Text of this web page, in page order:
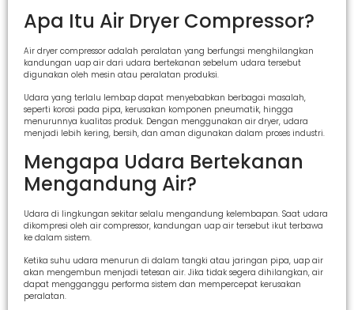
Apa Itu Air Dryer Compressor?
Air dryer compressor adalah peralatan yang berfungsi menghilangkan
kandungan uap air dari udara bertekanan sebelum udara tersebut
digunakan oleh mesin atau peralatan produksi.
Udara yang terlalu lembap dapat menyebabkan berbagai masalah,
seperti korosi pada pipa, kerusakan komponen pneumatik, hingga
menurunnya kualitas produk. Dengan menggunakan air dryer, udara
menjadi lebih kering, bersih, dan aman digunakan dalam proses industri.
Mengapa Udara Bertekanan
Mengandung Air?
Udara di lingkungan sekitar selalu mengandung kelembapan. Saat udara
dikompresi oleh air compressor, kandungan uap air tersebut ikut terbawa
ke dalam sistem.
Ketika suhu udara menurun di dalam tangki atau jaringan pipa, uap air
akan mengembun menjadi tetesan air. Jika tidak segera dihilangkan, air
dapat mengganggu performa sistem dan mempercepat kerusakan
peralatan.